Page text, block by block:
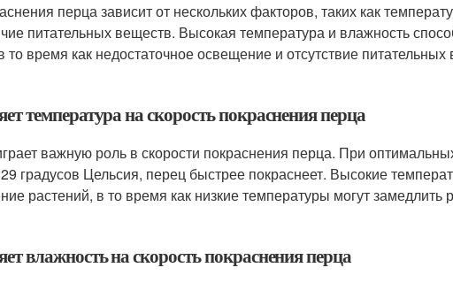
перца зависит от нескольких факторов, таких как
питательных веществ. Высокая температура и влажность
время как недостаточное освещение и отсутствие
температура на скорость покраснения перца
важную роль в скорости покраснения перца. При
градусов Цельсия, перец быстрее покраснеет. Высокие
растений, в то время как низкие температуры могут замедлить
влажность на скорость покраснения перца